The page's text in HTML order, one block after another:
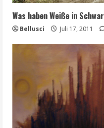
Was haben Weiße in
Bellusci Juli 17, 2011